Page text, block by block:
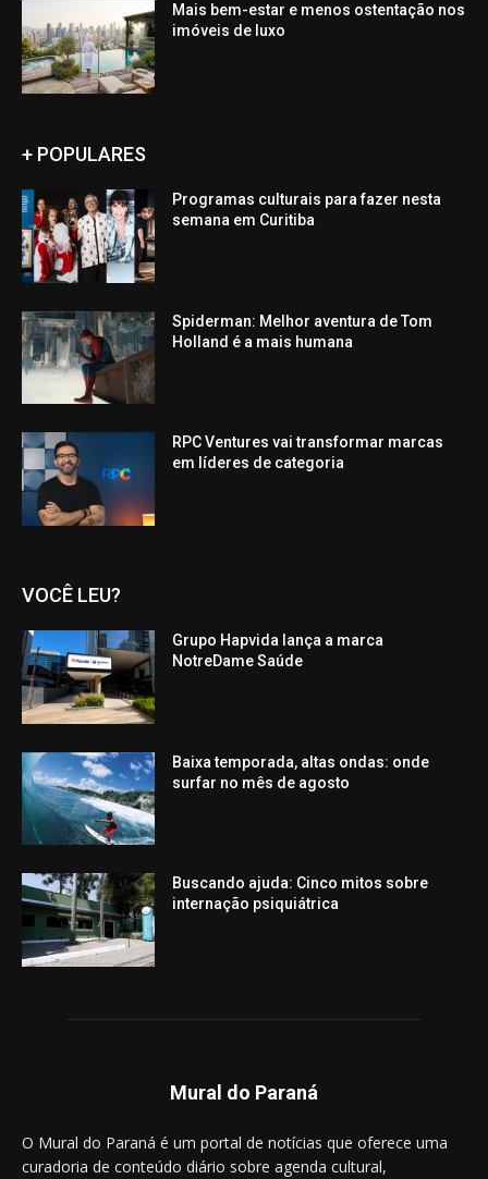
Mais bem-estar e menos ostentação nos
imóveis de luxo
+ POPULARES
Programas culturais para fazer nesta
semana em Curitiba
Spiderman: Melhor aventura de Tom
Holland é a mais humana
RPC Ventures vai transformar marcas
em líderes de categoria
VOCÊ LEU?
Grupo Hapvida lança a marca
NotreDame Saúde
Baixa temporada, altas ondas: onde
surfar no mês de agosto
Buscando ajuda: Cinco mitos sobre
internação psiquiátrica
Mural do Paraná
O Mural do Paraná é um portal de notícias que oferece uma
curadoria de conteúdo diário sobre agenda cultural,